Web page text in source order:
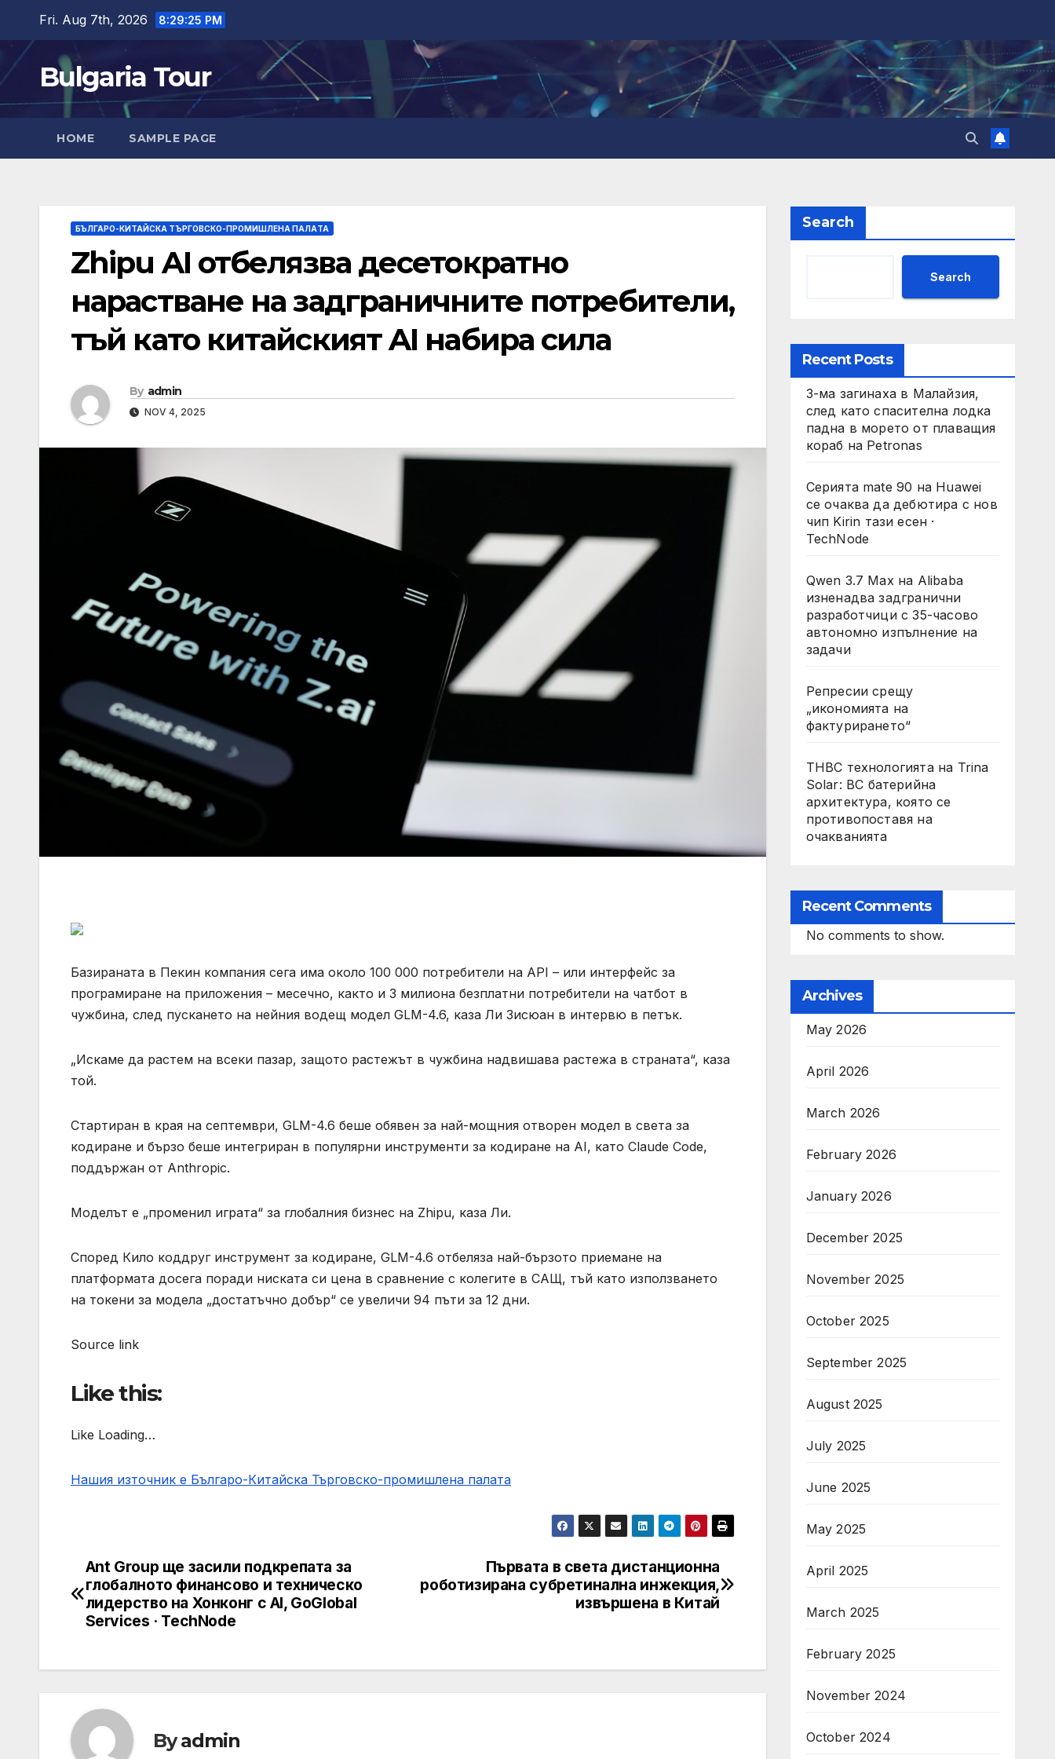
content
Fri. Aug 7th, 2026 8:29:26 PM
Bulgaria Tour
HOME SAMPLE PAGE
БЪЛГАРО-КИТАЙСКА ТЪРГОВСКО-ПРОМИШЛЕНА ПАЛAТА
Zhipu AI отбелязва десетократно
нарастване на задграничните потребители,
тъй като китайският AI набира сила
By admin
NOV 4, 2025
Базираната в Пекин компания сега има около 100 000 потребители на API – или интерфейс за
програмиране на приложения – месечно, както и 3 милиона безплатни потребители на чатбот в
чужбина, след пускането на нейния водещ модел GLM-4.6, каза Ли Зисюан в интервю в петък.
„Искаме да растем на всеки пазар, защото растежът в чужбина надвишава растежа в страната“, каза
той.
Стартиран в края на септември, GLM-4.6 беше обявен за най-мощния отворен модел в света за
кодиране и бързо беше интегриран в популярни инструменти за кодиране на AI, като Claude Code,
поддържан от Anthropic.
Моделът е „променил играта“ за глобалния бизнес на Zhipu, каза Ли.
Според Кило коддруг инструмент за кодиране, GLM-4.6 отбеляза най-бързото приемане на
платформата досега поради ниската си цена в сравнение с колегите в САЩ, тъй като използването
на токени за модела „достатъчно добър“ се увеличи 94 пъти за 12 дни.
Source link
Like this:
Like Loading…
Нашия източник е Българо-Китайска Търговско-промишлена палaта
Post
navigation
Първата в света дистанционна
роботизирана субретинална инжекция,
извършена в Китай
Ant Group ще засили подкрепата за
глобалното финансово и техническо
лидерство на Хонконг с AI, GoGlobal
Services · TechNode
Byadmin
Search
Search
Recent Posts
3-ма загинаха в Малайзия,
след като спасителна лодка
падна в морето от плаващия
кораб на Petronas
Серията mate 90 на Huawei
се очаква да дебютира с нов
чип Kirin тази есен ·
TechNode
Qwen 3.7 Max на Alibaba
изненадва задгранични
разработчици с 35-часово
автономно изпълнение на
задачи
Репресии срещу
„икономията на
фактурирането“
THBC технологията на Trina
Solar: BC батерийна
архитектура, която се
противопоставя на
очакванията
Recent Comments
No comments to show.
Archives
May 2026
April 2026
March 2026
February 2026
January 2026
December 2025
November 2025
October 2025
September 2025
August 2025
July 2025
June 2025
May 2025
April 2025
March 2025
February 2025
November 2024
October 2024